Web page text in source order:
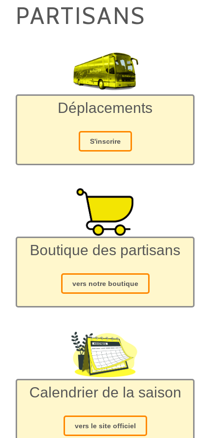
PARTISANS
Déplacements
S'inscrire
Boutique des partisans
vers notre boutique
Calendrier de la saison
vers le site officiel